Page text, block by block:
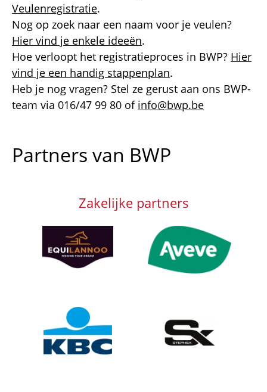
Veulenregistratie.
Nog op zoek naar een naam voor je veulen?
Hier vind je enkele ideeën.
Hoe verloopt het registratieproces in BWP? Hier
vind je een handig stappenplan.
Heb je nog vragen? Stel ze gerust aan ons BWP-
team via 016/47 99 80 of info@bwp.be
Partners van BWP
Zakelijke partners
Afbeelding Afbeelding
Afbeelding